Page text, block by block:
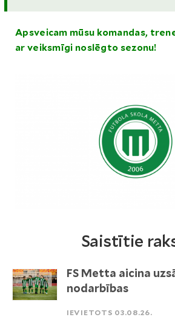
Apsveicam mūsu komandas,
ar veiksmīgi noslēgto sezonu!
Saistītie
FS Metta aicina
nodarbības
IEVIETOTS 03.08.26.